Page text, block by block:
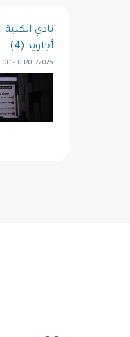
نادي
أجاويد (4)
03/03/2026 - 20:00